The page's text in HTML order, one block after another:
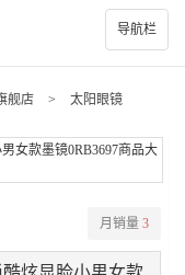
导航栏
舰店 > 太阳眼镜
月销量 3